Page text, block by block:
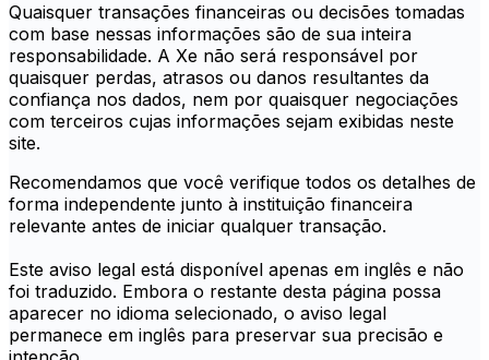
Quaisquer transações financeiras ou decisões tomadas
com base nessas informações são de sua inteira
responsabilidade. A Xe não será responsável por
quaisquer perdas, atrasos ou danos resultantes da
confiança nos dados, nem por quaisquer negociações
com terceiros cujas informações sejam exibidas neste
site.
Recomendamos que você verifique todos os detalhes de
forma independente junto à instituição financeira
relevante antes de iniciar qualquer transação.
Este aviso legal está disponível apenas em inglês e não
foi traduzido. Embora o restante desta página possa
aparecer no idioma selecionado, o aviso legal
permanece em inglês para preservar sua precisão e